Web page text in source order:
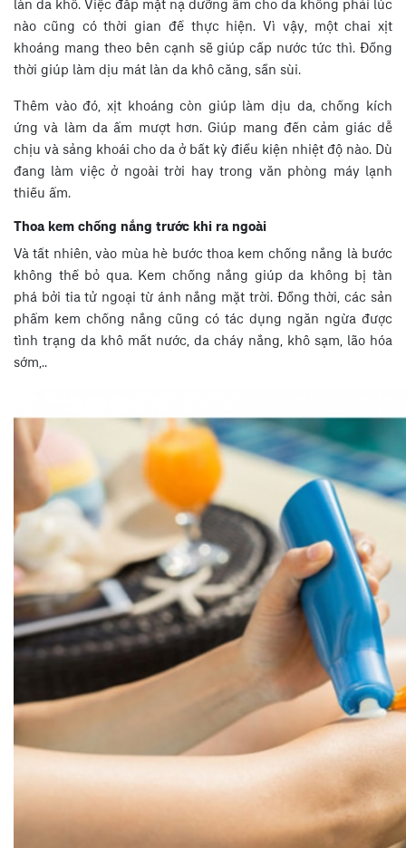
làn da khô. Việc đắp mặt nạ dưỡng ẩm cho da không phải lúc
nào cũng có thời gian để thực hiện. Vì vậy, một chai xịt
khoáng mang theo bên cạnh sẽ giúp cấp nước tức thì. Đồng
thời giúp làm dịu mát làn da khô căng, sần sùi.
Thêm vào đó, xịt khoáng còn giúp làm dịu da, chống kích
ứng và làm da ẩm mượt hơn. Giúp mang đến cảm giác dễ
chịu và sảng khoái cho da ở bất kỳ điều kiện nhiệt độ nào. Dù
đang làm việc ở ngoài trời hay trong văn phòng máy lạnh
thiếu ẩm.
Thoa kem chống nắng trước khi ra ngoài
Và tất nhiên, vào mùa hè bước thoa kem chống nắng là bước
không thể bỏ qua. Kem chống nắng giúp da không bị tàn
phá bởi tia tử ngoại từ ánh nắng mặt trời. Đồng thời, các sản
phẩm kem chống nắng cũng có tác dụng ngăn ngừa được
tình trạng da khô mất nước, da cháy nắng, khô sạm, lão hóa
sớm,..